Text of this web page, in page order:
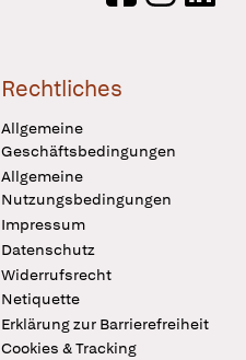
Rechtliches
Allgemeine
Geschäftsbedingungen
Allgemeine
Nutzungsbedingungen
Impressum
Datenschutz
Widerrufsrecht
Netiquette
Erklärung zur Barrierefreiheit
Cookies & Tracking